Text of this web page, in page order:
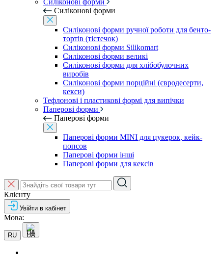
Силіконові форми
Силіконові форми
Силіконові форми ручної роботи для бенто-
тортів (тістечок)
Силіконові форми Silikomart
Силіконові форми великі
Силіконові форми для хлібобулочних
виробів
Силіконові форми порційні (євродесерти,
кекси)
Тефлонові і пластикові формі для випічки
Паперові форми
Паперові форми
Паперові форми MINI для цукерок, кейк-
попсов
Паперові форми інші
Паперові форми для кексів
Клієнту
Увійти в кабінет
Мова:
RU UA